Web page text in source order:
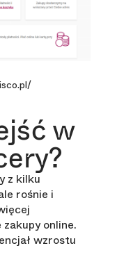
w
z kilku
rośnie i
online.
wzrostu